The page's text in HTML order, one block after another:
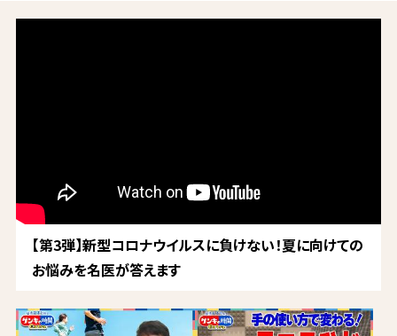
【第3弾】新型コロナウイルスに負けない！夏に向けての
お悩みを名医が答えます